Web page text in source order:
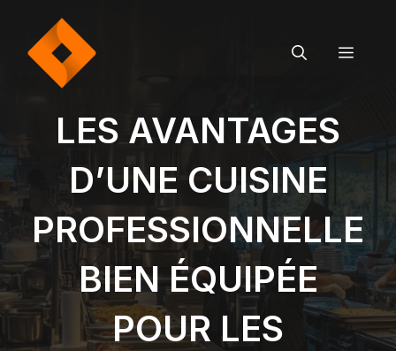
contenu
LES AVANTAGES
D’UNE CUISINE
PROFESSIONNELLE
BIEN ÉQUIPÉE
POUR LES